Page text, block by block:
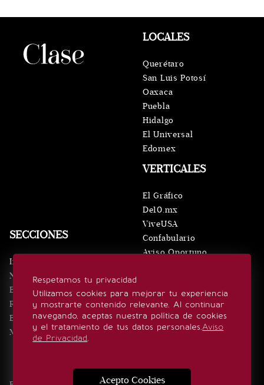
Respetamos tu privacidad
Utilizamos cookies para mejorar tu experiencia
y mostrarte contenido relevante. Al continuar
navegando, aceptas nuestra política de cookies
y el tratamiento de tus datos personales.Aviso
de Privacidad.
Acepto Cookies
SECCIONES
Inicio
Noticias
Eventos
Realeza
Estilo de vida
Minuto x Minuto
VERTICALES
El Gráfico
De10.mx
ViveUSA
Confabulario
Aviso Oportuno
LOCALES
Querétaro
San Luis Potosí
Oaxaca
Puebla
Hidalgo
El Universal
Edomex
SÍGUENOS